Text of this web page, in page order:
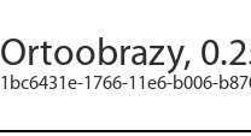
Ortoobrazy,
1bc6431e-1766-11e6-b006-